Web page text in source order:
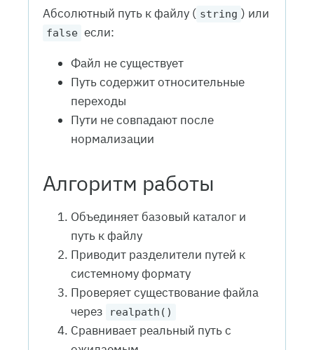
Абсолютный путь к файлу ( string ) или
false если:
Файл не существует
Путь содержит относительные
переходы
Пути не совпадают после
нормализации
Алгоритм работы
Объединяет базовый каталог и
путь к файлу
Приводит разделители путей к
системному формату
Проверяет существование файла
через
realpath()
Сравнивает реальный путь с